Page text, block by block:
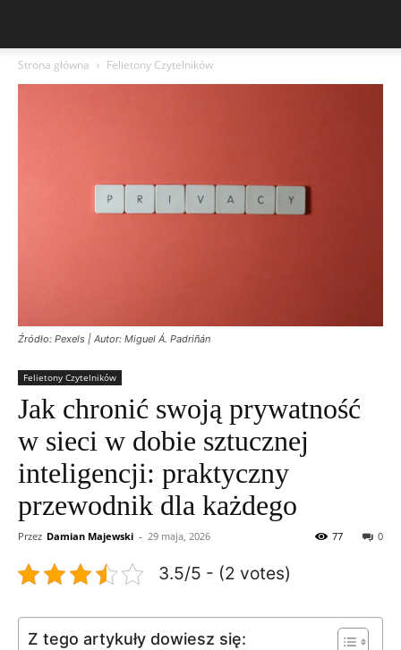
Strona główna Felietony Czytelników
Źródło: Pexels | Autor: Miguel Á. Padriñán
Felietony Czytelników
Jak chronić swoją prywatność
w sieci w dobie sztucznej
inteligencji: praktyczny
przewodnik dla każdego
Przez Damian Majewski - 29 maja, 2026 0
77
3.5/5 - (2 votes)
Z tego artykuły dowiesz się: